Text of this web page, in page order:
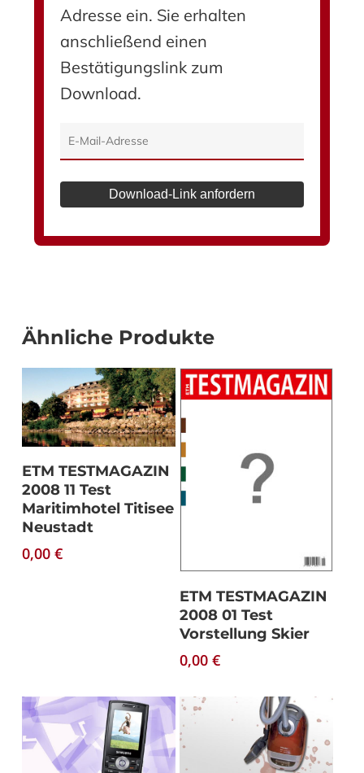
Adresse ein. Sie erhalten
anschließend einen
Bestätigungslink zum
Download.
Download-Link anfordern
Ähnliche Produkte
Download
ETM TESTMAGAZIN
2008 11 Test
Maritimhotel Titisee
Neustadt
0,00 €
Download
ETM TESTMAGAZIN
2008 01 Test
Vorstellung Skier
0,00€